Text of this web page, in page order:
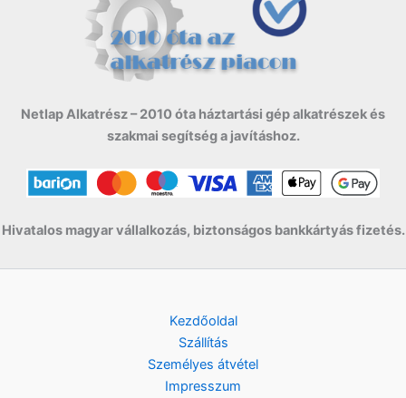
Netlap Alkatrész – 2010 óta háztartási gép alkatrészek és
szakmai segítség a javításhoz.
Hivatalos magyar vállalkozás, biztonságos bankkártyás fizetés.
Kezdőoldal
Szállítás
Személyes átvétel
Impresszum